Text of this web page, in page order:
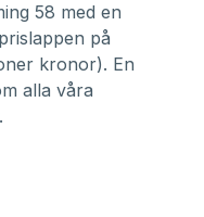
58 med en
på
kronor). En
alla våra
.